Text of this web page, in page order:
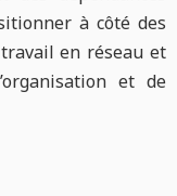
à côté des
en réseau et
et de